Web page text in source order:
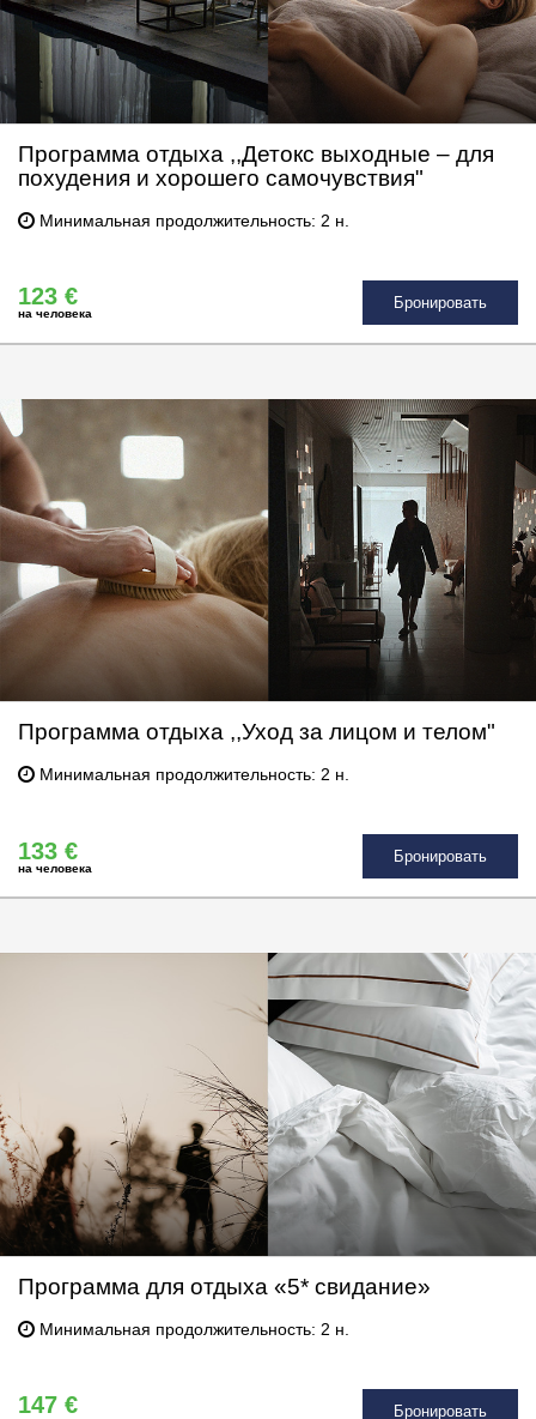
Программа отдыха ,,Детокс выходные – для
похудения и хорошего самочувствия"
Минимальная продолжительность: 2 н.
123 €
на человека
Бронировать
Программа отдыха ,,Уход за лицом и телом"
Минимальная продолжительность: 2 н.
133 €
на человека
Бронировать
Программа для отдыха «5* свидание»
Минимальная продолжительность: 2 н.
147 € Бронировать